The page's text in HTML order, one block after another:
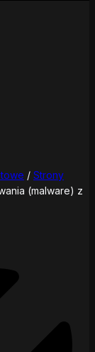
/ Strony
(malware) z